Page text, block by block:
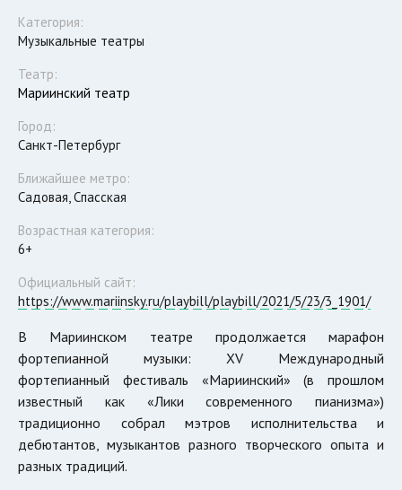
Категория:
Музыкальные театры
Театр:
Мариинский театр
Город:
Санкт-Петербург
Ближайшее метро:
Садовая, Спасская
Возрастная категория:
6+
Официальный сайт:
https://www.mariinsky.ru/playbill/playbill/2021/5/23/3_1901/
В Мариинском театре продолжается марафон
фортепианной музыки: XV Международный
фортепианный фестиваль «Мариинский» (в прошлом
известный как «Лики современного пианизма»)
традиционно собрал мэтров исполнительства и
дебютантов, музыкантов разного творческого опыта и
разных традиций.